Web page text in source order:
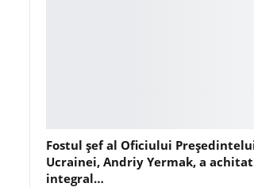
Fostul șef al Oficiului
Ucrainei, Andriy Yermak, a achitat
integral…